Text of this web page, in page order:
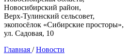
Новосибирский район,
Верх-Тулинский сельсовет,
экопосёлок «Сибирские просторы»,
ул. Садовая, 10
Главная / Новости